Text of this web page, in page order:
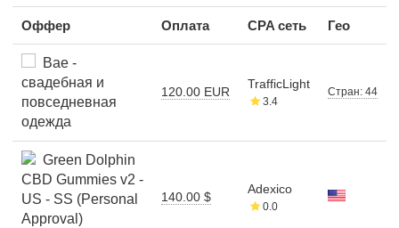
Оффер Оплата CPA сеть Гео
Bae -
свадебная и
повседневная
одежда
120.00 EUR
TrafficLight
3.4
Стран: 44
Green Dolphin
CBD Gummies v2 -
US - SS (Personal
Approval)
140.00 $
Adexico
0.0